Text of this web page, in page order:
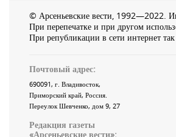
© Арсеньевские вести, 1992—2022.
При перепечатке и при другом
При републикации в сети интернет
Почтовый адрес:
690091, г. Владивосток,
Приморский край, Россия.
Переулок Шевченко, дом 9, 27
Редакция газеты
«Арсеньевские вести»: